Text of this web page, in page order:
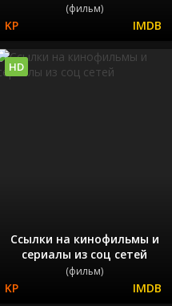
(фильм)
Ссылки на кинофильмы и
сериалы из соц сетей
(фильм)
HD